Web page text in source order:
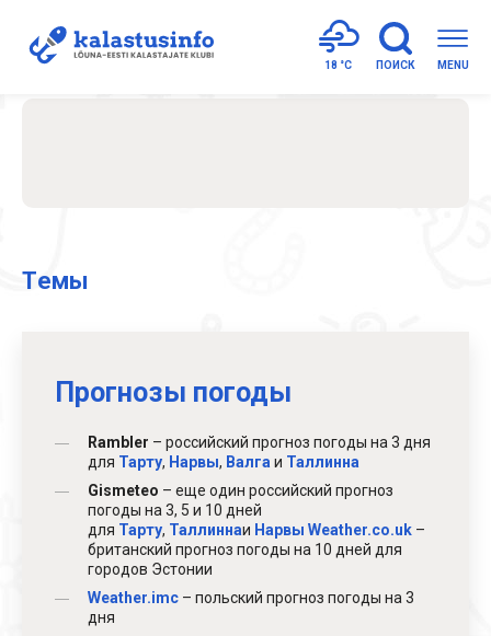
18 °C ПОИСК MENU
Tемы
Прогнозы погоды
Rambler – российский прогноз погоды на 3 дня
для Тарту, Нарвы, Валга и Таллинна
Gismeteo – еще один российский прогноз
погоды на 3, 5 и 10 дней
для Тарту, Таллиннаи Нарвы Weather.co.uk –
британский прогноз погоды на 10 дней для
городов Эстонии
Weather.imc – польский прогноз погоды на 3
дня